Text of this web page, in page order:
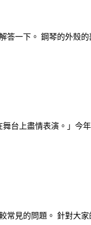
一下。 鋼琴的外殼
台上盡情表演。」今
常見的問題。 針對大